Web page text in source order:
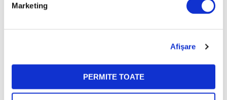
Marketing
Afişare
PERMITE TOATE